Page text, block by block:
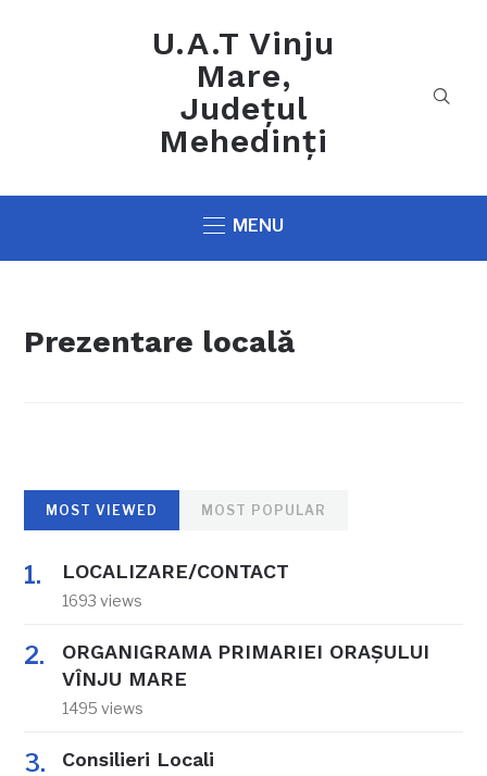
U.A.T Vinju
Mare,
Județul
Mehedinți
MENU
Prezentare locală
MOST VIEWED MOST POPULAR
LOCALIZARE/CONTACT
1693 views
ORGANIGRAMA PRIMARIEI ORAŞULUI
VÎNJU MARE
1495 views
Consilieri Locali